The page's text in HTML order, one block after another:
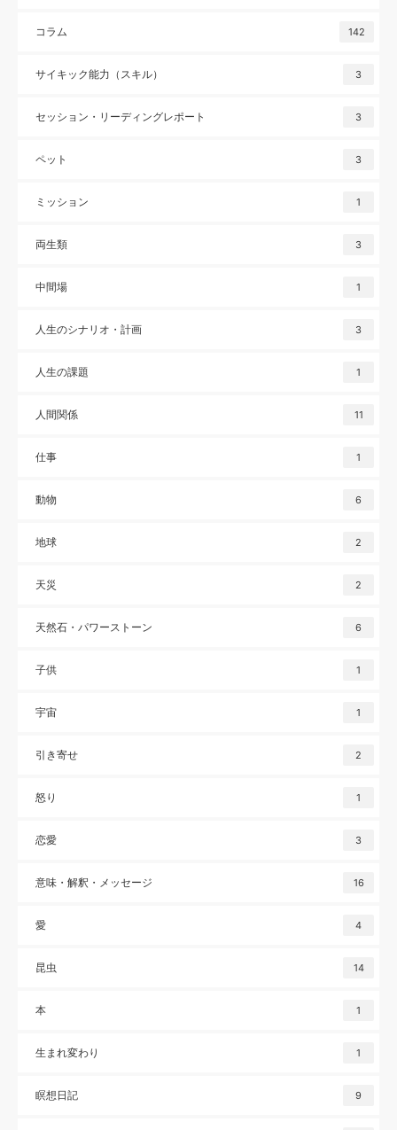
コラム 142
サイキック能力（スキル） 3
セッション・リーディングレポート 3
ペット 3
ミッション 1
両生類 3
中間場 1
人生のシナリオ・計画 3
人生の課題 1
人間関係 11
仕事 1
動物 6
地球 2
天災 2
天然石・パワーストーン 6
子供 1
宇宙 1
引き寄せ 2
怒り 1
恋愛 3
意味・解釈・メッセージ 16
愛 4
昆虫 14
本 1
生まれ変わり 1
瞑想日記 9